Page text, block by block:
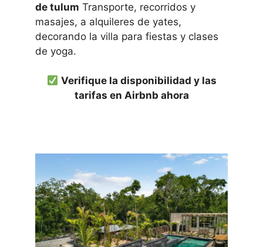
de tulum Transporte, recorridos y
masajes, a alquileres de yates,
decorando la villa para fiestas y clases
de yoga.
Verifique la disponibilidad y las
tarifas en Airbnb ahora